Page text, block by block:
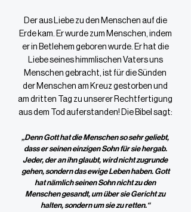
Der aus Liebe zu den Menschen auf die
Erde kam. Er wurde zum Menschen, indem
er in Betlehem geboren wurde. Er hat die
Liebe seines himmlischen Vaters uns
Menschen gebracht, ist für die Sünden
der Menschen am Kreuz gestorben und
am dritten Tag zu unserer Rechtfertigung
aus dem Tod auferstanden! Die Bibel sagt:
„Denn Gott hat die Menschen so sehr geliebt,
dass er seinen einzigen Sohn für sie hergab.
Jeder, der an ihn glaubt, wird nicht zugrunde
gehen, sondern das ewige Leben haben. Gott
hat nämlich seinen Sohn nicht zu den
Menschen gesandt, um über sie Gericht zu
halten, sondern um sie zu retten.“